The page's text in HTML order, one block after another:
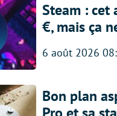
Steam : cet
€, mais ça
6 août 2026
Bon plan